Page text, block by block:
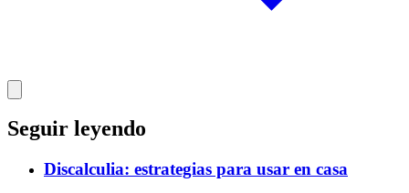
Seguir leyendo
Discalculia: estrategias para usar en casa